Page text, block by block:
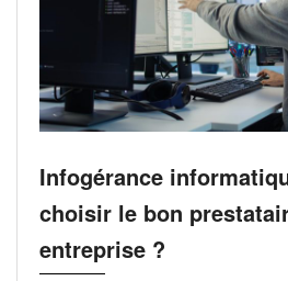
Infogérance
choisir le bon
entreprise ?